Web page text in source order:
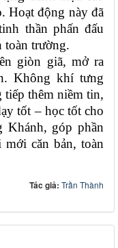
Hoạt động này đã
thần phấn đấu
toàn trường.
giòn giã, mở ra
Không khí tưng
thêm niềm tin,
tốt – học tốt cho
Khánh, góp phần
căn bản, toàn
Tác giả: Trần Thành